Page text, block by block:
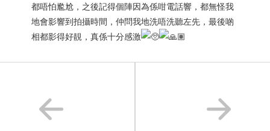
都唔怕尷尬，之後記得個陣因為係咁電話響，都無怪我
地會影響到拍攝時間，仲問我地洗唔洗聽左先，最後啲
相都影得好靚，真係十分感激